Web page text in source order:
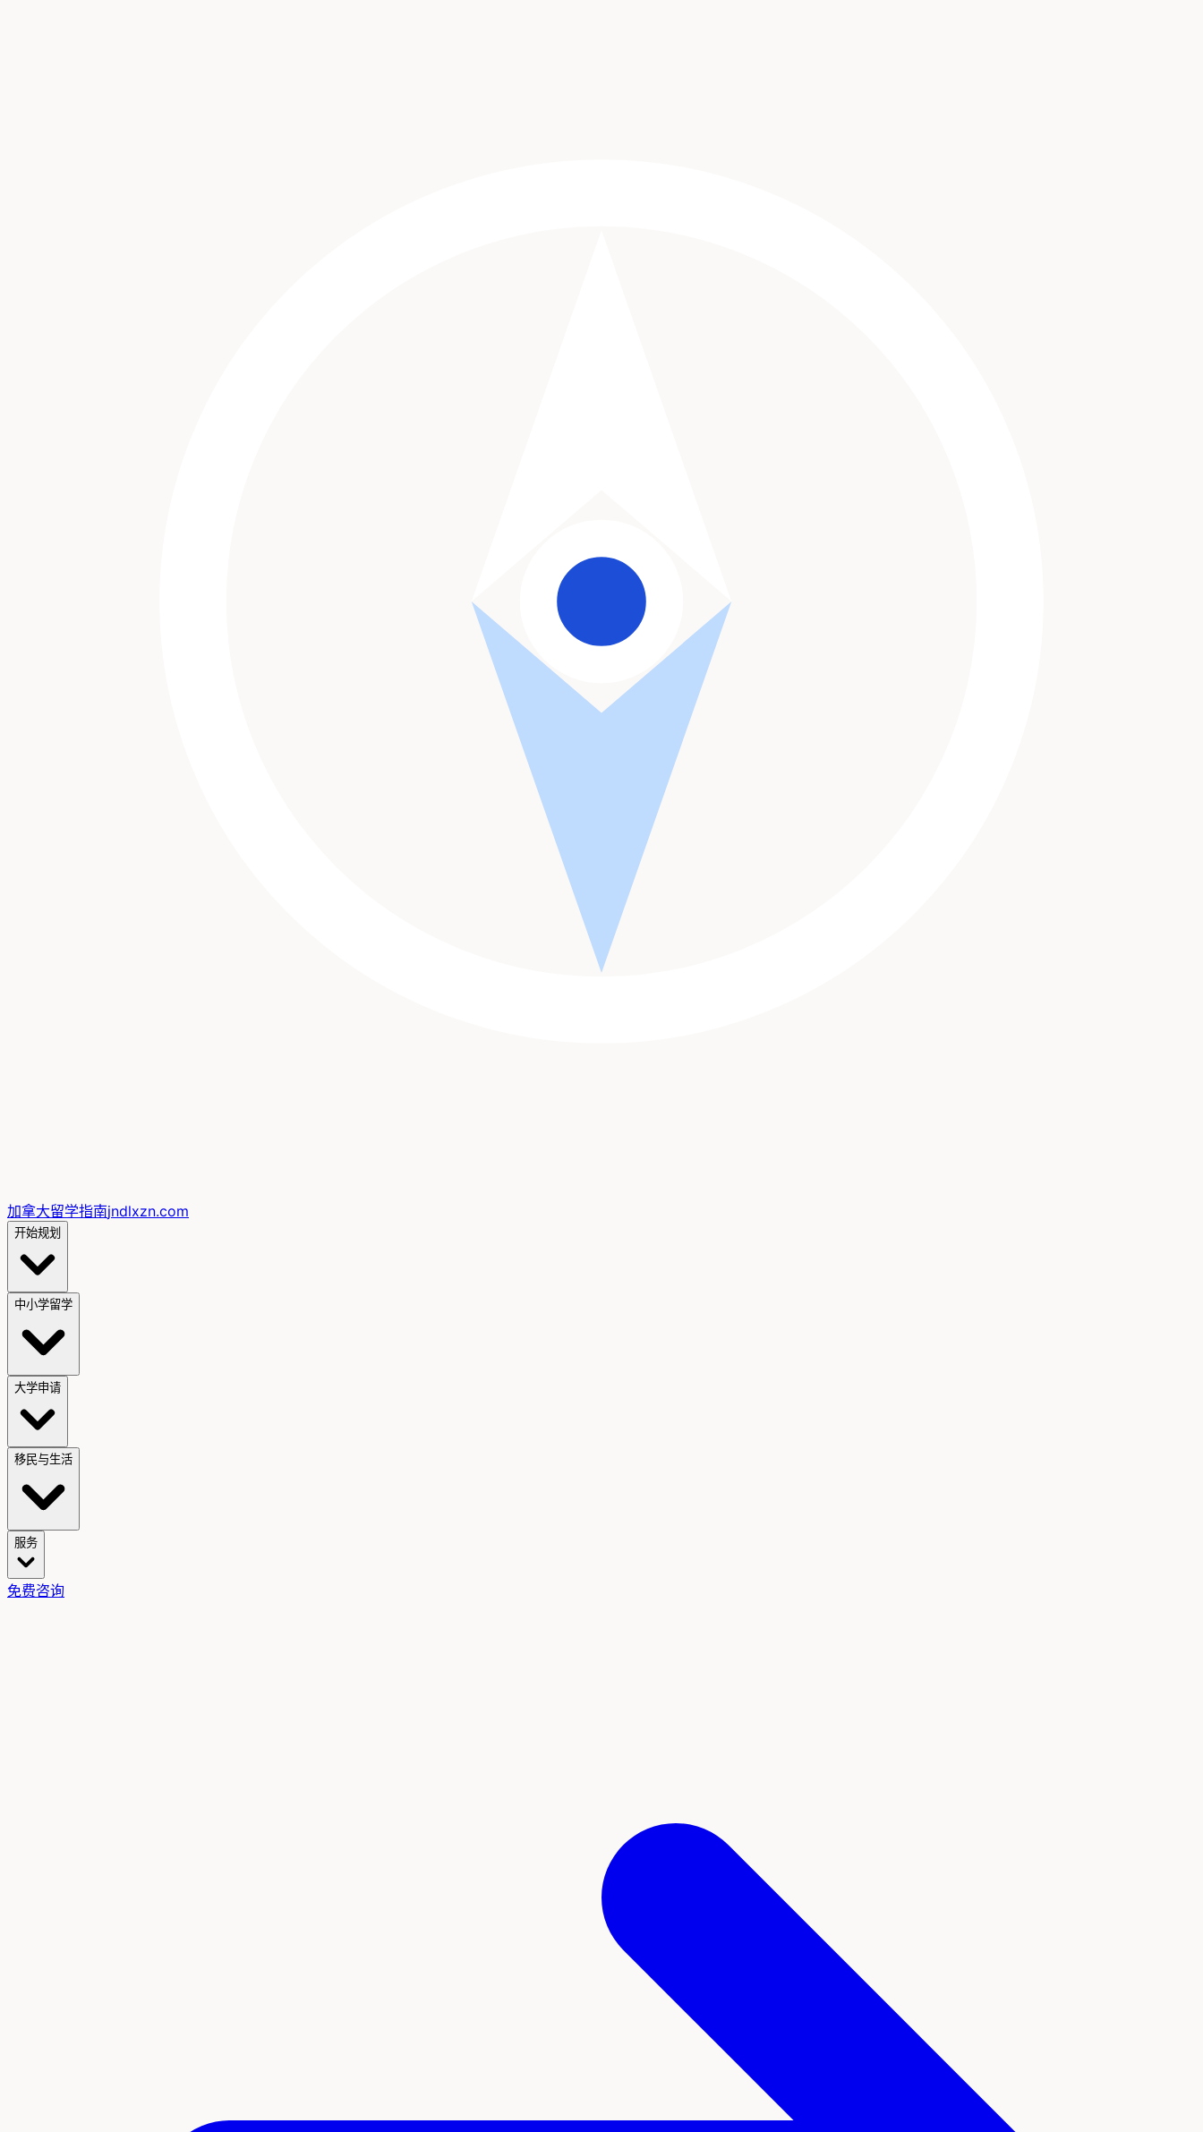
加拿大留学指南jndlxzn.com
开始规划
中小学留学
大学申请
移民与生活
服务
免费咨询